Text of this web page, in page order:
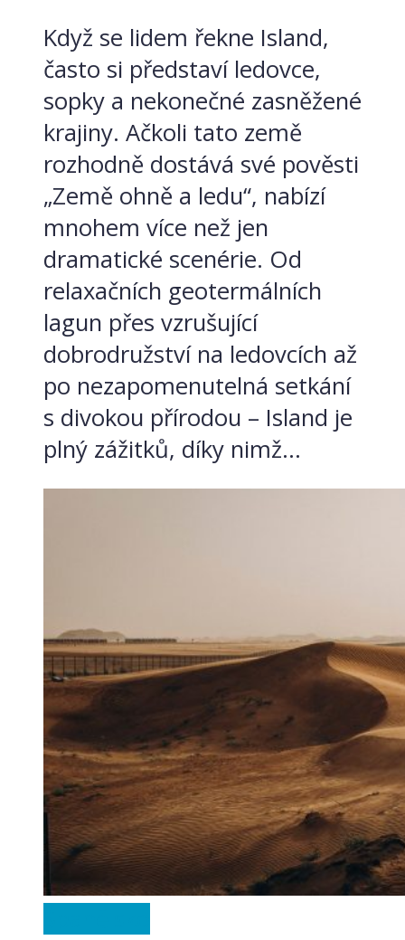
Když se lidem řekne Island,
často si představí ledovce,
sopky a nekonečné zasněžené
krajiny. Ačkoli tato země
rozhodně dostává své pověsti
„Země ohně a ledu“, nabízí
mnohem více než jen
dramatické scenérie. Od
relaxačních geotermálních
lagun přes vzrušující
dobrodružství na ledovcích až
po nezapomenutelná setkání
s divokou přírodou – Island je
plný zážitků, díky nimž...